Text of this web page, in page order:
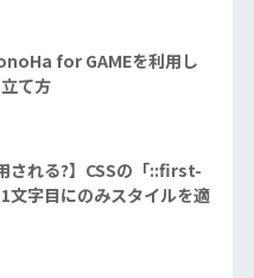
for GAMEを利用し
て方
される?】CSSの「::first-
字目にのみスタイルを適